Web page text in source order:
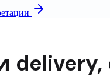
delivery,